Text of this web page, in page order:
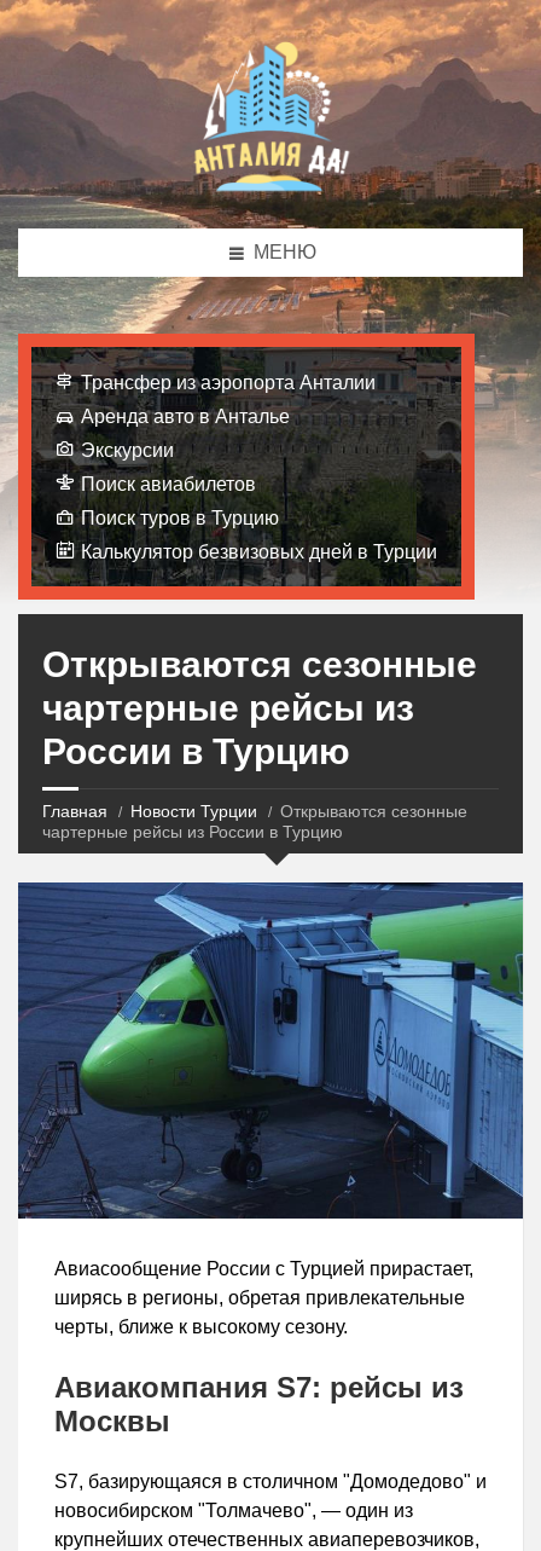
МЕНЮ
Трансфер из аэропорта Анталии
Аренда авто в Анталье
Экскурсии
Поиск авиабилетов
Поиск туров в Турцию
Калькулятор безвизовых дней в Турции
Открываются сезонные
чартерные рейсы из
России в Турцию
Главная Новости Турции
Открываются сезонные
чартерные рейсы из России в Турцию
Авиасообщение России с Турцией прирастает,
ширясь в регионы, обретая привлекательные
черты, ближе к высокому сезону.
Авиакомпания S7: рейсы из
Москвы
S7, базирующаяся в столичном "Домодедово" и
новосибирском "Толмачево", — один из
крупнейших отечественных авиаперевозчиков,